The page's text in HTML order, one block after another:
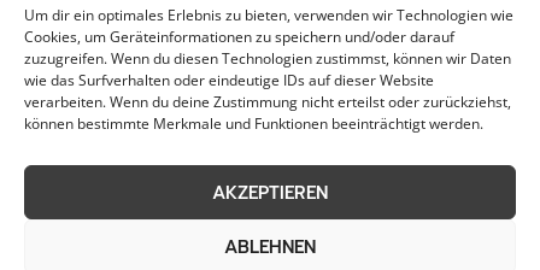
Um dir ein optimales Erlebnis zu bieten, verwenden wir Technologien wie
Cookies, um Geräteinformationen zu speichern und/oder darauf
zuzugreifen. Wenn du diesen Technologien zustimmst, können wir Daten
wie das Surfverhalten oder eindeutige IDs auf dieser Website
verarbeiten. Wenn du deine Zustimmung nicht erteilst oder zurückziehst,
können bestimmte Merkmale und Funktionen beeinträchtigt werden.
AKZEPTIEREN
ABLEHNEN
Eisglättebekämpfung Bereitschaftsdienst
Räumung von
öffentlichen Flächen
Notfallservice
Weitere Kategorien in Nümbrecht